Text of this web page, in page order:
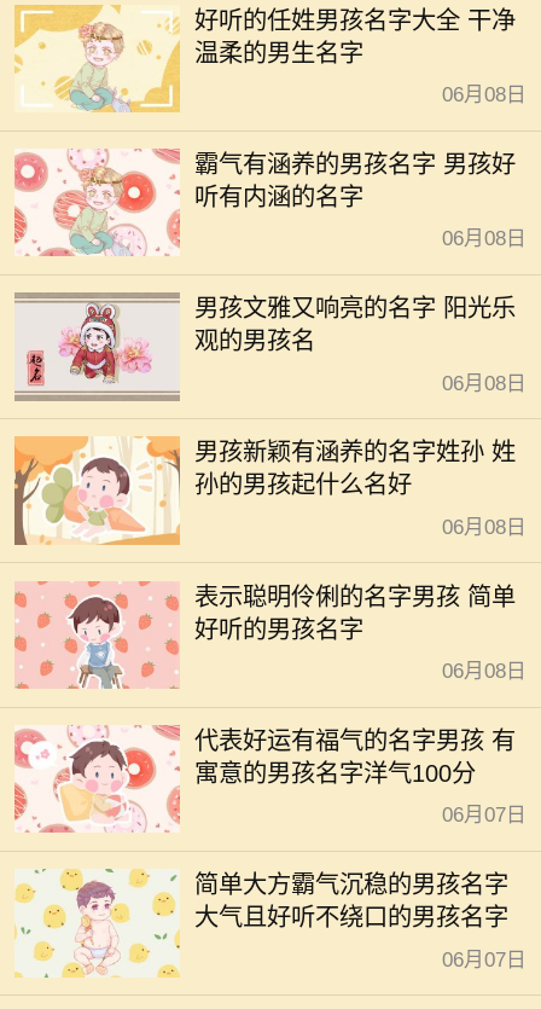
好听的任姓男孩名字大全 干净
温柔的男生名字
06月08日
霸气有涵养的男孩名字 男孩好
听有内涵的名字
06月08日
男孩文雅又响亮的名字 阳光乐
观的男孩名
06月08日
男孩新颖有涵养的名字姓孙 姓
孙的男孩起什么名好
06月08日
表示聪明伶俐的名字男孩 简单
好听的男孩名字
06月08日
代表好运有福气的名字男孩 有
寓意的男孩名字洋气100分
06月07日
简单大方霸气沉稳的男孩名字
大气且好听不绕口的男孩名字
06月07日